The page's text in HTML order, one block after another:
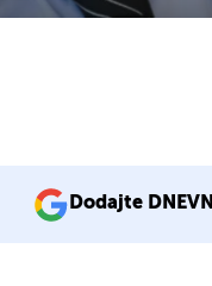
Dodajte